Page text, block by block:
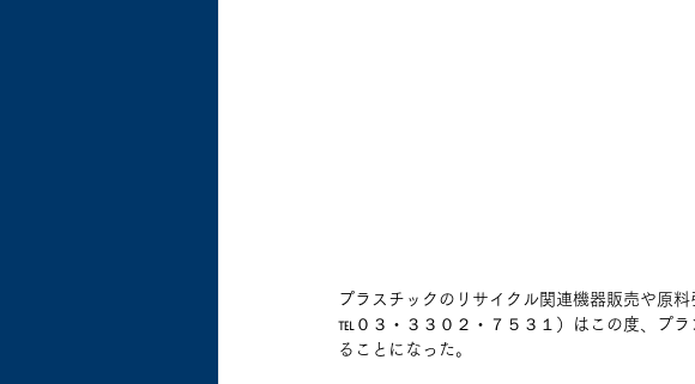
プラスチックのリサイクル関連機器販売や原
℡０３・３３０２・７５３１）はこの度、プ
ることになった。